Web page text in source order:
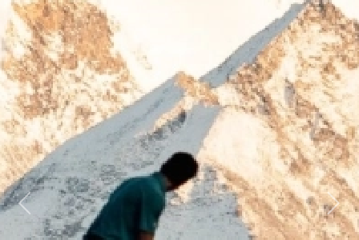
Previous Next